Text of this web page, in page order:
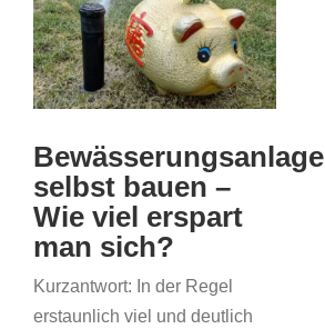
Bild
Bewässerungsanlage
selbst bauen –
Wie viel erspart
man sich?
Kurzantwort: In der Regel
erstaunlich viel und deutlich